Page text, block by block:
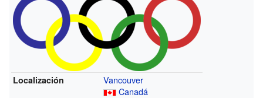
Localización
Vancouver
Canadá